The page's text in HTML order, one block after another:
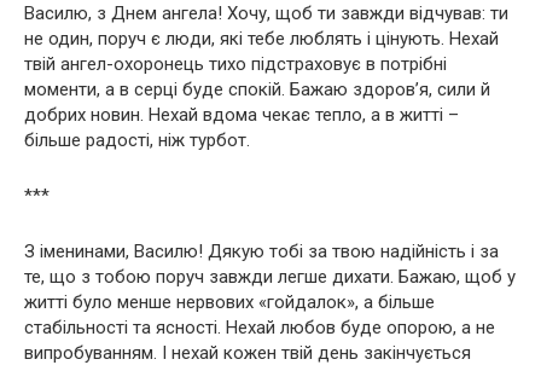
Василю, з Днем ангела! Хочу, щоб ти завжди відчував: ти
не один, поруч є люди, які тебе люблять і цінують. Нехай
твій ангел-охоронець тихо підстраховує в потрібні
моменти, а в серці буде спокій. Бажаю здоров’я, сили й
добрих новин. Нехай вдома чекає тепло, а в житті –
більше радості, ніж турбот.
***
З іменинами, Василю! Дякую тобі за твою надійність і за
те, що з тобою поруч завжди легше дихати. Бажаю, щоб у
житті було менше нервових «гойдалок», а більше
стабільності та ясності. Нехай любов буде опорою, а не
випробуванням. І нехай кожен твій день закінчується